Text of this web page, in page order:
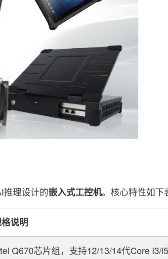
推理设计的嵌入式工控机。核心特性如下
说明
Q670芯片组，支持12/13/14代Core i3/